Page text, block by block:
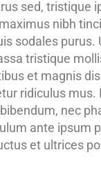
sed, tristique
nibh
sodales purus.
tristique
et magnis
ridiculus mus.
nec
ante ipsum
et ultrices